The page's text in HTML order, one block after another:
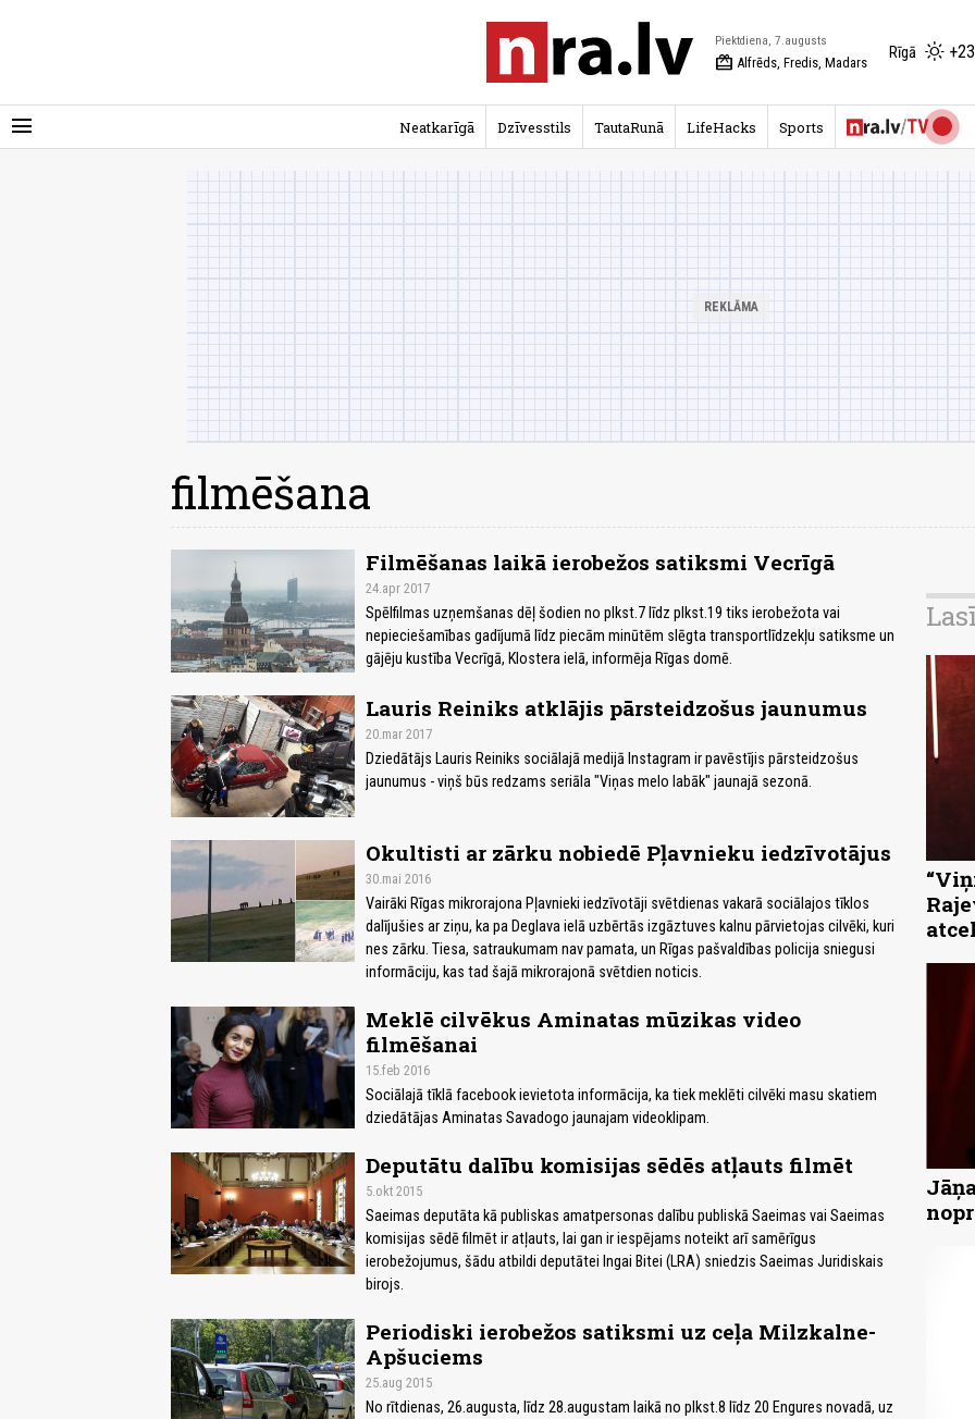
menu
Piektdiena, 7.augusts
redeem Alfrēds, Fredis, Madars
Rīgā
Neatkarīgā Dzīvesstils TautaRunā LifeHacks Sports
filmēšana
Filmēšanas laikā ierobežos satiksmi Vecrīgā
24.apr 2017
Spēlfilmas uzņemšanas dēļ šodien no plkst.7 līdz plkst.19 tiks ierobežota vai
nepieciešamības gadījumā līdz piecām minūtēm slēgta transportlīdzekļu satiksme un
gājēju kustība Vecrīgā, Klostera ielā, informēja Rīgas domē.
Lauris Reiniks atklājis pārsteidzošus jaunumus
20.mar 2017
Dziedātājs Lauris Reiniks sociālajā medijā Instagram ir pavēstījis pārsteidzošus
jaunumus - viņš būs redzams seriāla "Viņas melo labāk" jaunajā sezonā.
Okultisti ar zārku nobiedē Pļavnieku iedzīvotājus
30.mai 2016
Vairāki Rīgas mikrorajona Pļavnieki iedzīvotāji svētdienas vakarā sociālajos tīklos
dalījušies ar ziņu, ka pa Deglava ielā uzbērtās izgāztuves kalnu pārvietojas cilvēki, kuri
nes zārku. Tiesa, satraukumam nav pamata, un Rīgas pašvaldības policija sniegusi
informāciju, kas tad šajā mikrorajonā svētdien noticis.
Meklē cilvēkus Aminatas mūzikas video
filmēšanai
15.feb 2016
Sociālajā tīklā facebook ievietota informācija, ka tiek meklēti cilvēki masu skatiem
dziedātājas Aminatas Savadogo jaunajam videoklipam.
Deputātu dalību komisijas sēdēs atļauts filmēt
5.okt 2015
Saeimas deputāta kā publiskas amatpersonas dalību publiskā Saeimas vai Saeimas
komisijas sēdē filmēt ir atļauts, lai gan ir iespējams noteikt arī samērīgus
ierobežojumus, šādu atbildi deputātei Ingai Bitei (LRA) sniedzis Saeimas Juridiskais
birojs.
Periodiski ierobežos satiksmi uz ceļa Milzkalne-
Apšuciems
25.aug 2015
No rītdienas, 26.augusta, līdz 28.augustam laikā no plkst.8 līdz 20 Engures novadā, uz